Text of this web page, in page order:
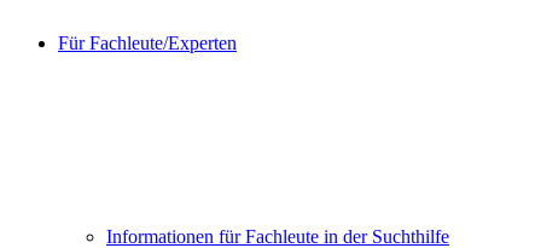
Für Fachleute/Experten
Informationen für Fachleute in der Suchthilfe